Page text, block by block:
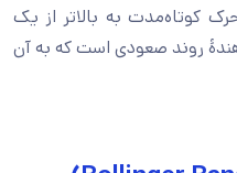
کوتاه‌مدت به بالاتر از یک
روند صعودی است که به آن